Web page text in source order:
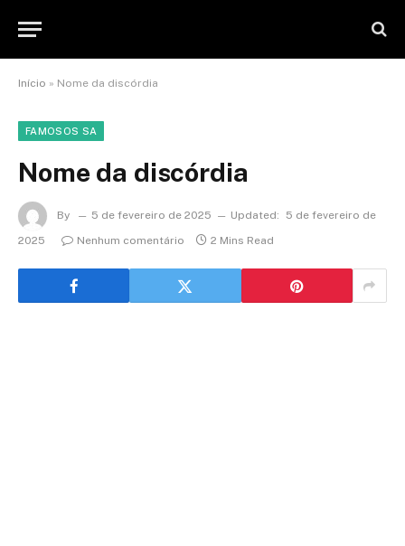
Início » Nome da discórdia
FAMOSOS SA
Nome da discórdia
By 5 de fevereiro de 2025 Updated:
5 de fevereiro de
2025
Nenhum comentário 2 Mins Read